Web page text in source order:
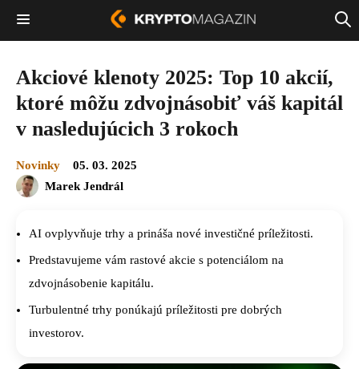
Akciové klenoty 2025: Top 10 akcií,
ktoré môžu zdvojnásobiť váš kapitál
v nasledujúcich 3 rokoch
Novinky
05. 03. 2025
Marek Jendrál
AI ovplyvňuje trhy a prináša nové investičné príležitosti.
Predstavujeme vám rastové akcie s potenciálom na
zdvojnásobenie kapitálu.
Turbulentné trhy ponúkajú príležitosti pre dobrých
investorov.